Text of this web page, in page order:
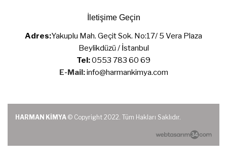
İletişime Geçin
Adres:Yakuplu Mah. Geçit Sok. No:17/ 5 Vera Plaza
Beylikdüzü / İstanbul
Tel:0553 783 60 69
E-Mail:info@harmankimya.com
HARMAN KİMYA © Copyright 2022. Tüm Hakları Saklıdır.
web tasarım